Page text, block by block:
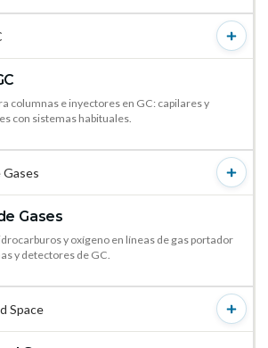
columnas e inyectores en GC: capilares y
con sistemas habituales.
Gases
y oxígeno en líneas de gas portador
y detectores de GC.